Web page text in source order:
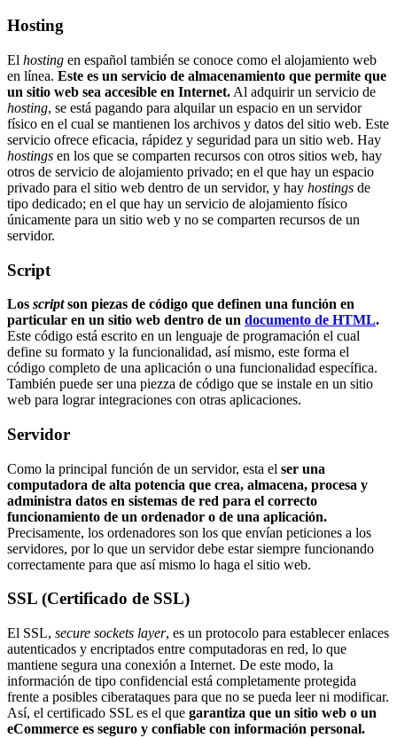
Hosting
El hosting en español también se conoce como el alojamiento web
en línea. Este es un servicio de almacenamiento que permite que
un sitio web sea accesible en Internet. Al adquirir un servicio de
hosting, se está pagando para alquilar un espacio en un servidor
físico en el cual se mantienen los archivos y datos del sitio web. Este
servicio ofrece eficacia, rápidez y seguridad para un sitio web. Hay
hostings en los que se comparten recursos con otros sitios web, hay
otros de servicio de alojamiento privado; en el que hay un espacio
privado para el sitio web dentro de un servidor, y hay hostings de
tipo dedicado; en el que hay un servicio de alojamiento físico
únicamente para un sitio web y no se comparten recursos de un
servidor.
Script
Los scriptson piezas de código que definen una función en
particular en un sitio web dentro de un documento de HTML.
Este código está escrito en un lenguaje de programación el cual
define su formato y la funcionalidad, así mismo, este forma el
código completo de una aplicación o una funcionalidad específica.
También puede ser una piezza de código que se instale en un sitio
web para lograr integraciones con otras aplicaciones.
Servidor
Como la principal función de un servidor, esta el ser una
computadora de alta potencia que crea, almacena, procesa y
administra datos en sistemas de red para el correcto
funcionamiento de un ordenador o de una aplicación.
Precisamente, los ordenadores son los que envían peticiones a los
servidores, por lo que un servidor debe estar siempre funcionando
correctamente para que así mismo lo haga el sitio web.
SSL (Certificado de SSL)
El SSL, secure sockets layer, es un protocolo para establecer enlaces
autenticados y encriptados entre computadoras en red, lo que
mantiene segura una conexión a Internet. De este modo, la
información de tipo confidencial está completamente protegida
frente a posibles ciberataques para que no se pueda leer ni modificar.
Así, el certificado SSL es el que garantiza que un sitio web o un
eCommerce es seguro y confiable con información personal.